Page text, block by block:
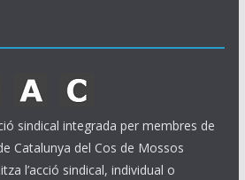
sindical integrada per membres de
Catalunya del Cos de Mossos
l’acció sindical, individual o